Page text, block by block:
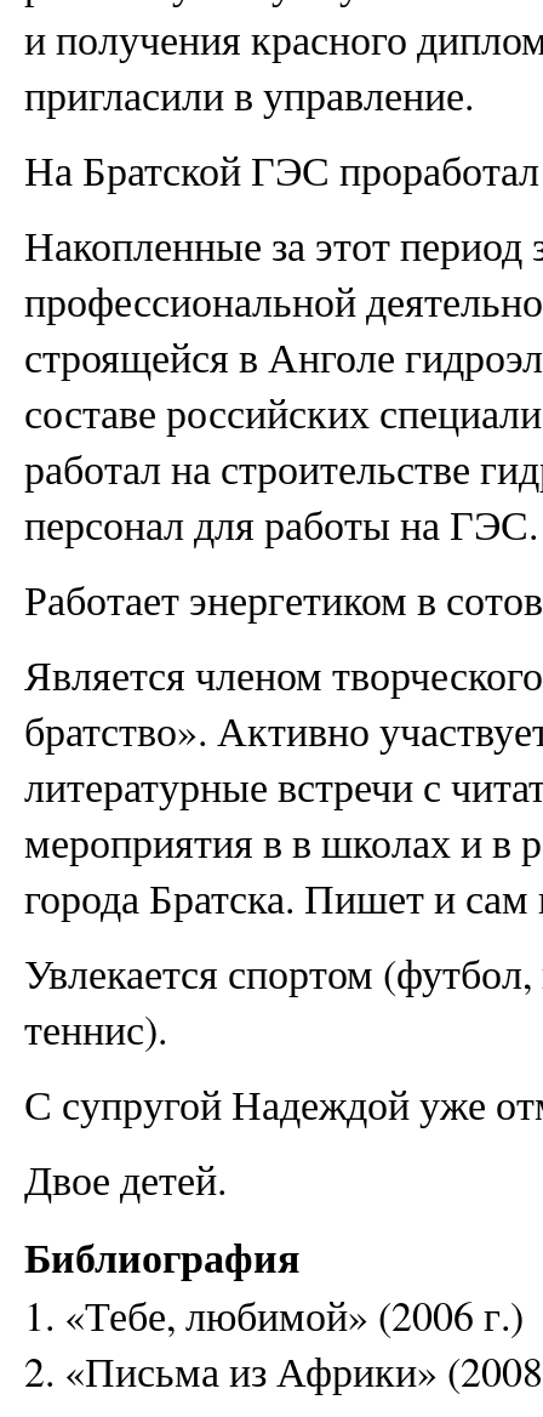
и получения красного
пригласили в управление.
На Братской ГЭС
Накопленные за этот период
профессиональной
строящейся в Анголе
составе российских
работал на строительстве
персонал для работы на ГЭС.
Работает энергетиком в
Является членом
братство». Активно
литературные встречи с
мероприятия в в школах и в
города Братска. Пишет и сам
Увлекается спортом
теннис).
С супругой Надеждой уже
Двое детей.
Библиография
1. «Тебе, любимой» (2006 г.)
2. «Письма из Африки»